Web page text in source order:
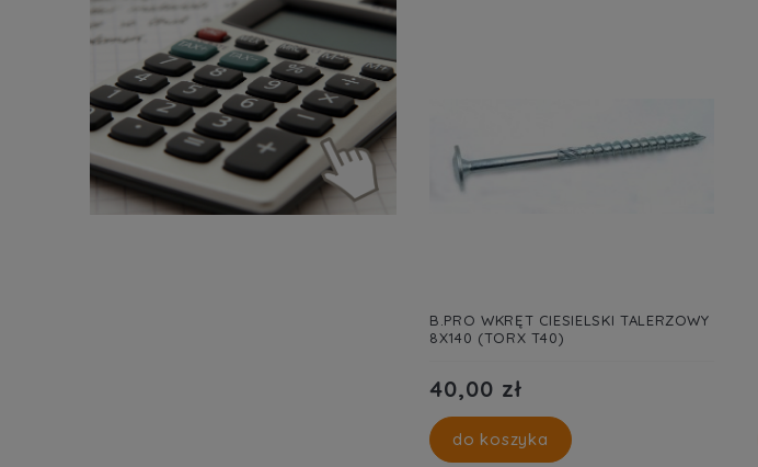
B.PRO WKRĘT CIESIELSKI TALERZOWY
8X140 (TORX T40)
40,00 zł
do koszyka